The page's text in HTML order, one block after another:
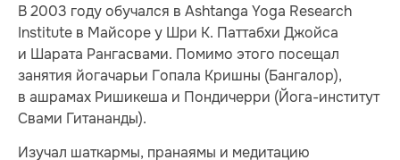
В 2003 году обучался в Ashtanga Yoga Research
Institute в Майсоре у Шри К. Паттабхи Джойса
и Шарата Рангасвами. Помимо этого посещал
занятия йогачарьи Гопала Кришны (Бангалор),
в ашрамах Ришикеша и Пондичерри (Йога-институт
Свами Гитананды).
Изучал шаткармы, пранаямы и медитацию